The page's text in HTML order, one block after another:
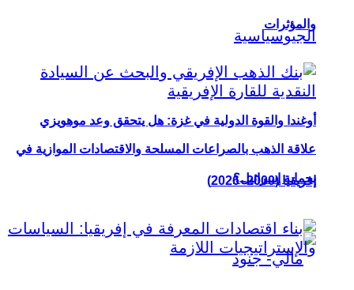
أوغندا والقوة الدولية في غزة: هل يتحقق وعد موهويزي
بحماية إسرائيل؟
والمؤثرات
علاقة الذهب بالصراعات المسلحة والاقتصادات الموازية في
إفريقيا (2000–2026)